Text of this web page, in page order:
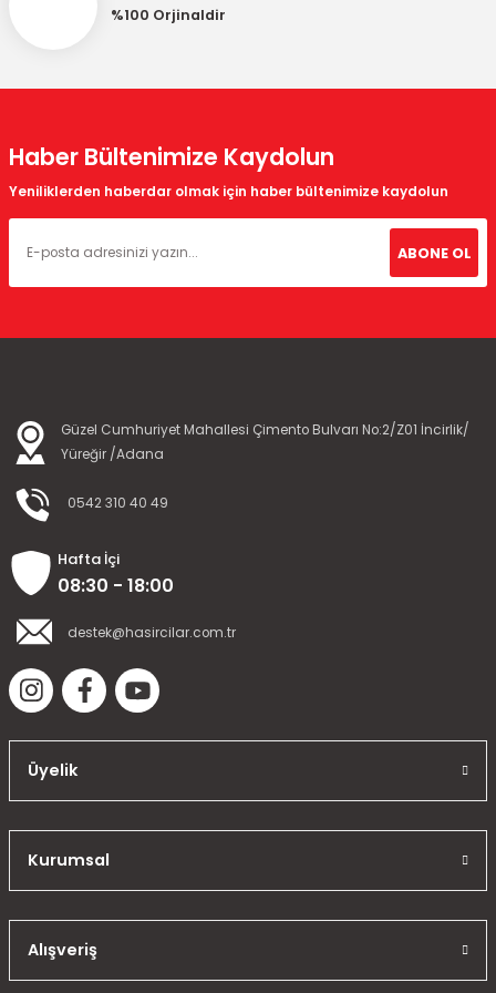
%100 Orjinaldir
Haber Bültenimize Kaydolun
Yeniliklerden haberdar olmak için haber bültenimize kaydolun
ABONE OL
Güzel Cumhuriyet Mahallesi Çimento Bulvarı No:2/Z01 İncirlik/
Yüreğir /Adana
0542 310 40 49
Hafta İçi
08:30 - 18:00
destek@hasircilar.com.tr
Üyelik
Kurumsal
Alışveriş